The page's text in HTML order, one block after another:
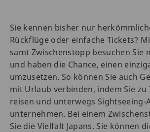
Sie kennen bisher nur
Rückflüge oder einfache Tickets?
samt Zwischenstopp besuchen Sie
und haben die Chance, einen
umzusetzen. So können Sie auch
mit Urlaub verbinden, indem Sie zu
reisen und unterwegs Sightseeing-
unternehmen. Bei einem
Sie die Vielfalt Japans. Sie können